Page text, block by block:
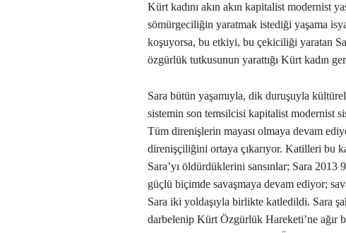
Kürt kadını akın akın kapitalist modernist
sömürgeciliğin yaratmak istediği yaşama
koşuyorsa, bu etkiyi, bu çekiciliği yaratan
özgürlük tutkusunun yarattığı Kürt kadın
Sara bütün yaşamıyla, dik duruşuyla kültürel
sistemin son temsilcisi kapitalist modernist
Tüm direnişlerin mayası olmaya devam
direnişçiliğini ortaya çıkarıyor. Katilleri bu
Sara’yı öldürdüklerini sansınlar; Sara
güçlü biçimde savaşmaya devam ediyor;
Sara iki yoldaşıyla birlikte katledildi. Sara
darbelenip Kürt Özgürlük Hareketi’ne ağır